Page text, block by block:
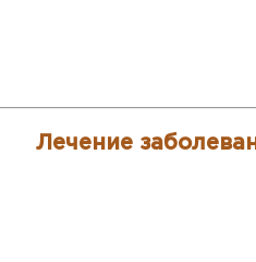
Лечение